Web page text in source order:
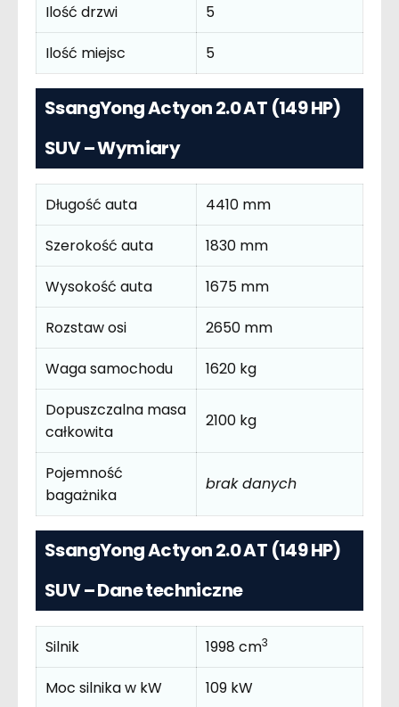
Ilość drzwi
5
Ilość miejsc
5
SsangYong Actyon 2.0 AT (149 HP)
SUV – Wymiary
Długość auta
4410 mm
Szerokość auta
1830 mm
Wysokość auta
1675 mm
Rozstaw osi
2650 mm
Waga samochodu
1620 kg
Dopuszczalna masa
całkowita
2100 kg
Pojemność
bagażnika
brak danych
SsangYong Actyon 2.0 AT (149 HP)
SUV – Dane techniczne
Silnik 1998 cm3
Moc silnika w kW 109 kW